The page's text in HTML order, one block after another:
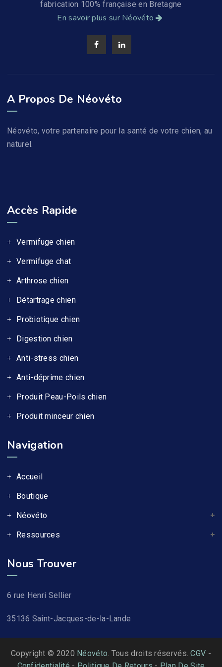
NV13- Vermipurge CHATS : Vermifuge Naturel Pour Chats
16,99€ 19,99€ TTC
24,99€ TTC
fabrication 100% française en Bretagne
En savoir plus sur Néovéto
A Propos De Néovéto
Néovéto, votre partenaire pour la santé de votre chien, au
naturel.
Accès Rapide
Vermifuge chien
Vermifuge chat
Arthrose chien
Détartrage chien
Probiotique chien
Digestion chien
Anti-stress chien
Anti-déprime chien
Produit Peau-Poils chien
Produit minceur chien
Navigation
Accueil
Boutique
Néovéto
Ressources
Nous Trouver
6 rue Henri Sellier
35136 Saint-Jacques-de-la-Lande
Copyright © 2020 Néovéto. Tous droits réservés.CGV -